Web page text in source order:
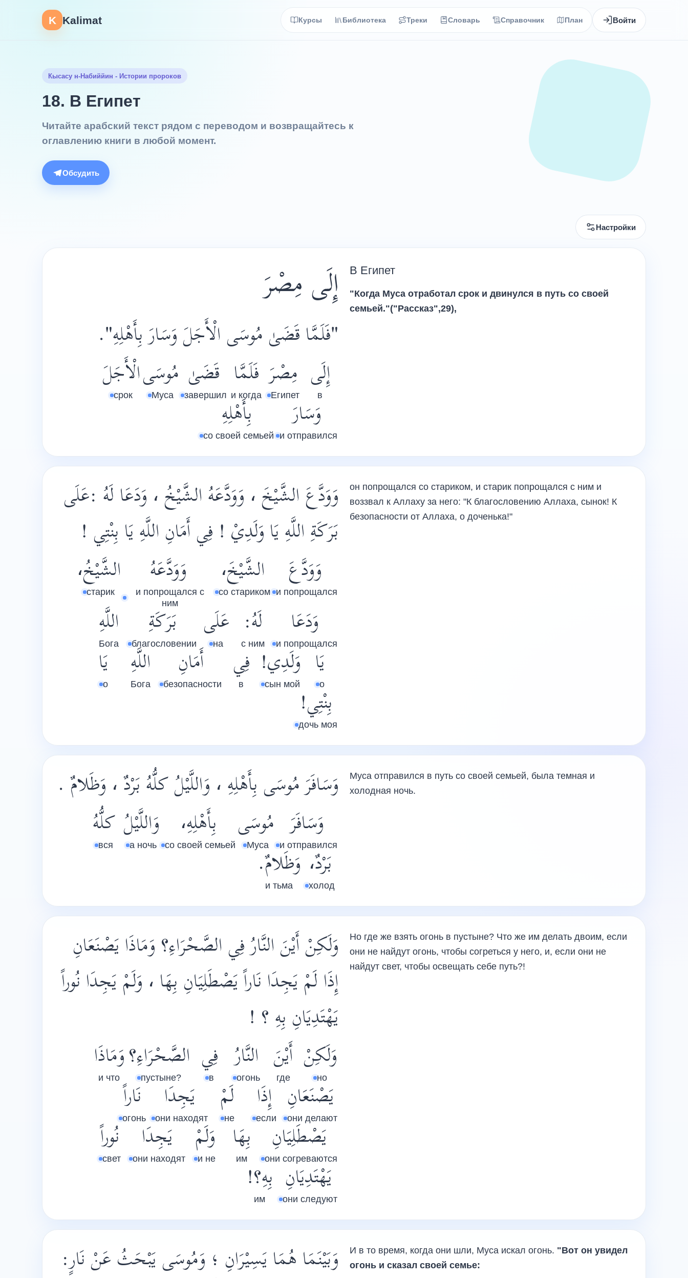
K Kalimat Курсы Библиотека Треки Словарь Справочник План Войти
Кысасу н-Набиййин - Истории пророков
18. В Египет
Читайте арабский текст рядом с переводом и возвращайтесь к
оглавлению книги в любой момент.
Обсудить
Настройки
إِلَى مِصْرَ
"فَلَمَّا قَضَىٰ مُوسَى الْأَجَلَ وَسَارَ بِأَهْلِهِ".
إِلَى
в
مِصْرَ
Египет
فَلَمَّا
и когда
قَضَىٰ
завершил
مُوسَى
Муса
الْأَجَلَ
срок
وَسَارَ
и отправился
بِأَهْلِهِ
со своей семьей
В Египет
"Когда Муса отработал срок и двинулся в путь со своей
семьей."("Рассказ",29),
وَوَدَّعَ الشَّيْخَ ، وَوَدَّعَهُ الشَّيْخُ ، وَدَعَا لَهُ :عَلَى
بَرَكَةِ اللَّهِ يَا وَلَدِيْ ! فِي أَمَانِ اللَّهِ يَا بِنْتِي !
وَوَدَّعَ
и попрощался
الشَّيْخَ،
со стариком
وَوَدَّعَهُ
и попрощался с
ним
الشَّيْخُ،
старик
وَدَعَا
и попрощался
لَهُ:
с ним
عَلَى
на
بَرَكَةِ
благословении
اللَّهِ
Бога
يَا
о
وَلَدِي!
сын мой
فِي
в
أَمَانِ
безопасности
اللَّهِ
Бога
يَا
о
بِنْتِي!
дочь моя
он попрощался со стариком, и старик попрощался с ним и
воззвал к Аллаху за него: "К благословению Аллаха, сынок! К
безопасности от Аллаха, о доченька!"
وَسَافَرَ مُوسَى بِأَهْلِهِ ، وَاللَّيْلُ كلُّهُ بَرْدٌ ، وَظَلامٌ .
وَسَافَرَ
и отправился
مُوسَى
Муса
بِأَهْلِهِ،
со своей семьей
وَاللَّيْلُ
а ночь
كلُّهُ
вся
بَرْدٌ،
холод
وَظَلامٌ.
и тьма
Муса отправился в путь со своей семьей, была темная и
холодная ночь.
وَلَكِنْ أَيْنَ النَّارُ فِي الصَّحْرَاءِ؟ وَمَاذَا يَصْنَعَانِ
إِذَا لَمْ يَجِدَا نَاراً يَصْطَلِيَانِ بِهَا ، وَلَمْ يَجِدَا نُوراً
يَهْتَدِيَانِ بِهِ ؟ !
وَلَكِنْ
но
أَيْنَ
где
النَّارُ
огонь
فِي
в
الصَّحْرَاءِ؟
пустыне?
وَمَاذَا
и что
يَصْنَعَانِ
они делают
إِذَا
если
لَمْ
не
يَجِدَا
они находят
نَاراً
огонь
يَصْطَلِيَانِ
они согреваются
بِهَا
им
وَلَمْ
и не
يَجِدَا
они находят
نُوراً
свет
يَهْتَدِيَانِ
они следуют
بِهِ؟!
им
Но где же взять огонь в пустыне? Что же им делать двоим, если
они не найдут огонь, чтобы согреться у него, и, если они не
найдут свет, чтобы освещать себе путь?!
وَبَيْنَمَا هُمَا يَسِيْرَانِ ؛ وَمُوسَى يَبْحَثُ عَنْ نَارٍ:
И в то время, когда они шли, Муса искал огонь. "Вот он увидел
огонь и сказал своей семье: